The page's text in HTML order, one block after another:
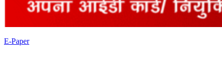
E-Paper